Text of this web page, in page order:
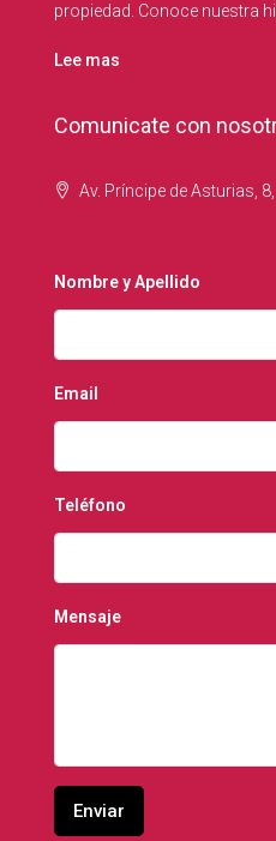
propiedad. Conoce nuestra
Lee mas
Comunicate con
Av. Príncipe de Asturias,
Nombre y Apellido
Email
Teléfono
Mensaje